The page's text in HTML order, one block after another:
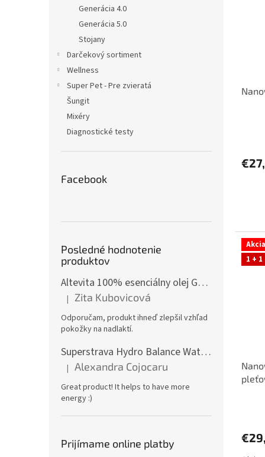
Generácia 4.0
Generácia 5.0
Stojany
Darčekový sortiment
Wellness
Super Pet - Pre zvieratá
Šungit
Mixéry
Diagnostické testy
Facebook
Posledné hodnotenie
produktov
Altevita 100% esenciálny olej GÁFOR – Olej pozitívnej energie 10ml
Hodnotenie produktu je 5 z 5 hviezdičiek.
| Zita Kubovicová
Odporučam, produkt ihneď zlepšil vzhľad
pokožky na nadlaktí.
Superstrava Hydro Balance Watermelon electrolytes Box 30 x 4,7g
Hodnotenie produktu je 5 z 5 hviezdičiek.
| Alexandra Cojocaru
Great product! It helps to have more
energy :)
Prijímame online platby
Akcia
1 + 1
je